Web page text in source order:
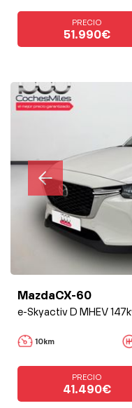
PRECIO
51.990€
MazdaCX-60
e-Skyactiv D MHEV
10km
PRECIO
41.490€